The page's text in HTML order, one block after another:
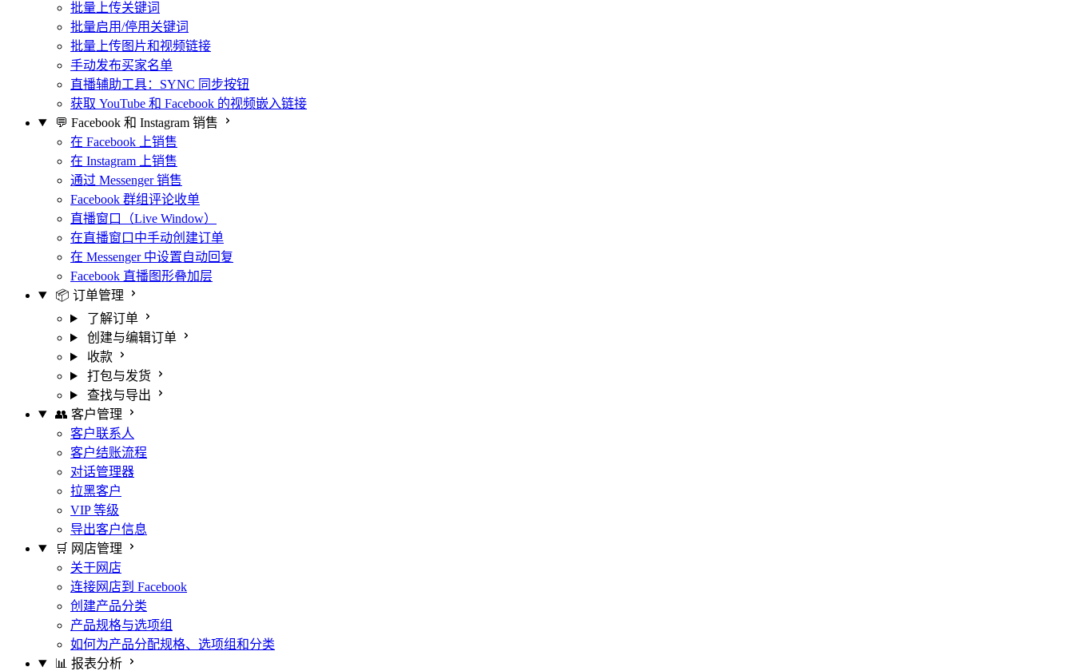
批量上传关键词
批量启用/停用关键词
批量上传图片和视频链接
手动发布买家名单
直播辅助工具：SYNC 同步按钮
获取 YouTube 和 Facebook 的视频嵌入链接
💬 Facebook 和 Instagram 销售
在 Facebook 上销售
在 Instagram 上销售
通过 Messenger 销售
Facebook 群组评论收单
直播窗口（Live Window）
在直播窗口中手动创建订单
在 Messenger 中设置自动回复
Facebook 直播图形叠加层
📦 订单管理
了解订单
创建与编辑订单
收款
打包与发货
查找与导出
👥 客户管理
客户联系人
客户结账流程
对话管理器
拉黑客户
VIP 等级
导出客户信息
🛒 网店管理
关于网店
连接网店到 Facebook
创建产品分类
产品规格与选项组
如何为产品分配规格、选项组和分类
📊 报表分析